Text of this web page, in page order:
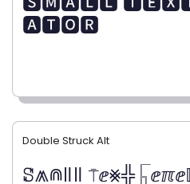
🅰🆃🅾🆁
Double Struck Alt
ꗟ⩕⋒ǁǁ ⍑ⅇ⨳╬